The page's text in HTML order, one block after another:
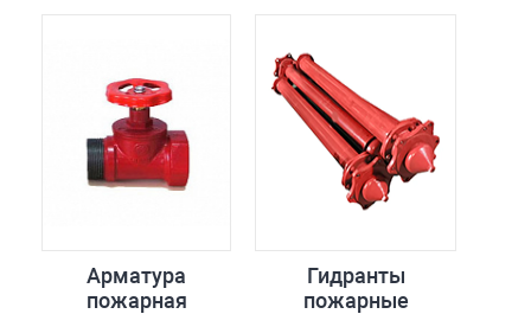
Арматура
пожарная
Гидранты
пожарные